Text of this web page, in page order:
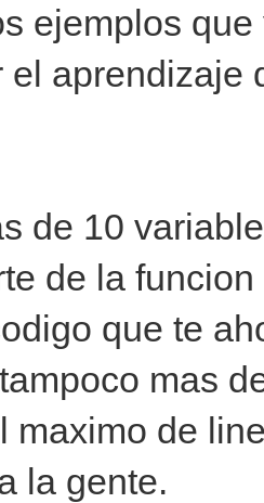
ejemplos
el aprendizaje
de 10
de la
que te
mas
maximo de
la gente.